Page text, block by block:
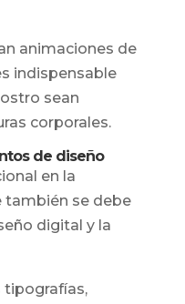
animaciones de
indispensable
sean
corporales.
de diseño
en la
también se debe
digital y la
tipografías,